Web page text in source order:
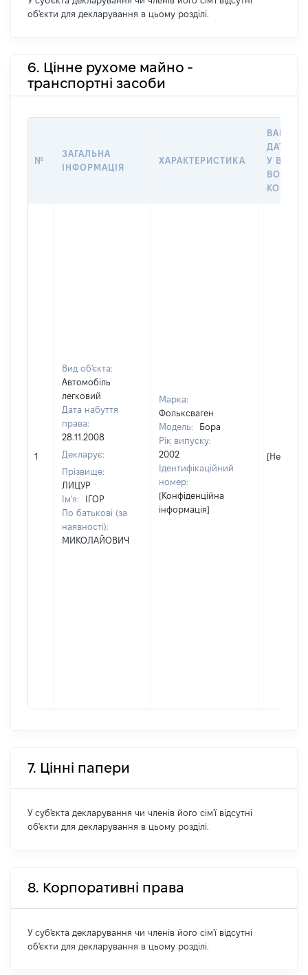
об'єкти для декларування в цьому розділі.
6. Цінне рухоме майно -
транспортні засоби
№
ЗАГАЛЬНА
ІНФОРМАЦІЯ
ХАРАКТЕРИСТИКА
ДАТУ
У
1
Вид об'єкта:
Автомобіль
легковий
Дата набуття
права:
28.11.2008
Декларує:
Прізвище:
ЛИЦУР
Ім'я:
ІГОР
По батькові (за
наявності):
МИКОЛАЙОВИЧ
Марка:
Фольксваген
Модель:
Бора
Рік випуску:
2002
Ідентифікаційний
номер:
[Конфіденційна
інформація]
[Не
7. Цінні папери
У суб'єкта декларування чи членів його сім'ї відсутні
об'єкти для декларування в цьому розділі.
8. Корпоративні права
У суб'єкта декларування чи членів його сім'ї відсутні
об'єкти для декларування в цьому розділі.